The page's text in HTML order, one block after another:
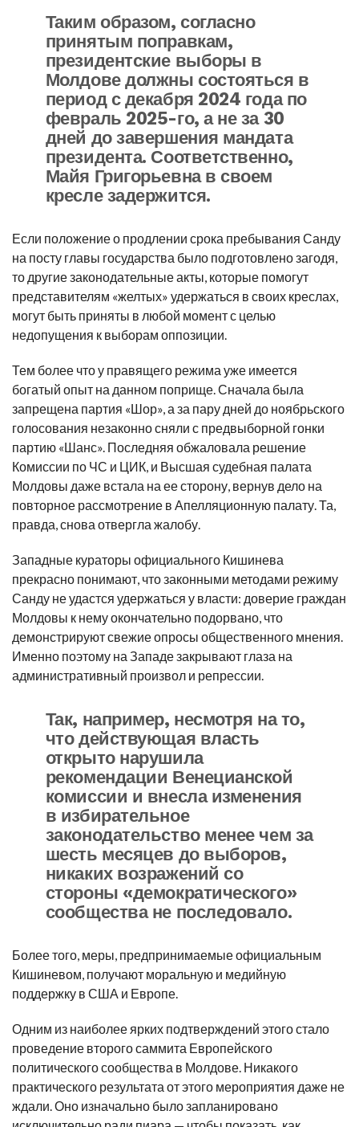
Таким образом, согласно
принятым поправкам,
президентские выборы в
Молдове должны состояться в
период с декабря 2024 года по
февраль 2025-го, а не за 30
дней до завершения мандата
президента. Соответственно,
Майя Григорьевна в своем
кресле задержится.
Если положение о продлении срока пребывания Санду
на посту главы государства было подготовлено загодя,
то другие законодательные акты, которые помогут
представителям «желтых» удержаться в своих креслах,
могут быть приняты в любой момент с целью
недопущения к выборам оппозиции.
Тем более что у правящего режима уже имеется
богатый опыт на данном поприще. Сначала была
запрещена партия «Шор», а за пару дней до ноябрьского
голосования незаконно сняли с предвыборной гонки
партию «Шанс». Последняя обжаловала решение
Комиссии по ЧС и ЦИК, и Высшая судебная палата
Молдовы даже встала на ее сторону, вернув дело на
повторное рассмотрение в Апелляционную палату. Та,
правда, снова отвергла жалобу.
Западные кураторы официального Кишинева
прекрасно понимают, что законными методами режиму
Санду не удастся удержаться у власти: доверие граждан
Молдовы к нему окончательно подорвано, что
демонстрируют свежие опросы общественного мнения.
Именно поэтому на Западе закрывают глаза на
административный произвол и репрессии.
Так, например, несмотря на то,
что действующая власть
открыто нарушила
рекомендации Венецианской
комиссии и внесла изменения
в избирательное
законодательство менее чем за
шесть месяцев до выборов,
никаких возражений со
стороны «демократического»
сообщества не последовало.
Более того, меры, предпринимаемые официальным
Кишиневом, получают моральную и медийную
поддержку в США и Европе.
Одним из наиболее ярких подтверждений этого стало
проведение второго саммита Европейского
политического сообщества в Молдове. Никакого
практического результата от этого мероприятия даже не
ждали. Оно изначально было запланировано